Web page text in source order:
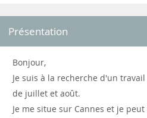
Présentation
Bonjour,
Je suis à la recherche d'un
de juillet et août.
Je me situe sur Cannes et je